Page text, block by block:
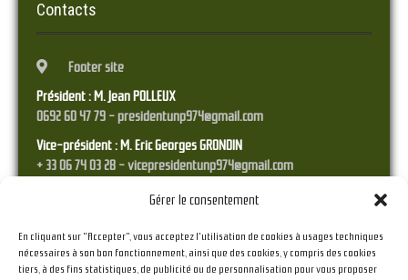
Gérer le consentement
En cliquant sur "Accepter", vous acceptez l'utilisation de cookies à usages techniques
nécessaires à son bon fonctionnement, ainsi que des cookies, y compris des cookies
tiers, à des fins statistiques, de publicité ou de personnalisation pour vous proposer
Contacts
Footer site
Président : M. Jean POLLEUX
0692 60 47 79 - presidentunp974@gmail.com
Vice-président : M. Eric Georges GRONDIN
+ 33 06 74 03 28 - vicepresidentunp974@gmail.com
Trésorier : M. Franck STYRANEC
Secrétaire : M. Raymond RAMPEAU
06 92 36 41 23 - secretariat.unp974@gmail.com